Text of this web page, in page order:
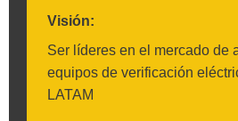
Visión:
Ser líderes en el mercado de
equipos de verificación
LATAM